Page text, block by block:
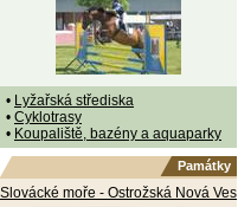
• Lyžařská střediska
• Cyklotrasy
• Koupaliště, bazény a aquaparky
Památky
Slovácké moře - Ostrožská Nová Ves